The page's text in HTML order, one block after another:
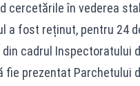
cercetările în vederea
a fost reținut, pentru 24
cadrul Inspectoratului
fie prezentat Parchetului